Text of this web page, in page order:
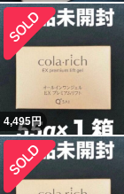
4,495円